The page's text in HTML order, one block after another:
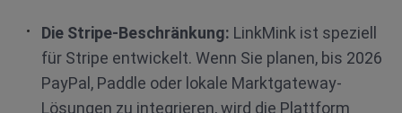
Die Stripe-Beschränkung: LinkMink ist speziell
für Stripe entwickelt. Wenn Sie planen, bis 2026
PayPal, Paddle oder lokale Marktgateway-
Lösungen zu integrieren, wird die Plattform